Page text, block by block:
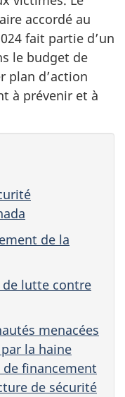
accordé au
fait partie d’un
le budget de
plan d’action
à prévenir et à
de la
de lutte contre
menacées
la haine
financement
de sécurité